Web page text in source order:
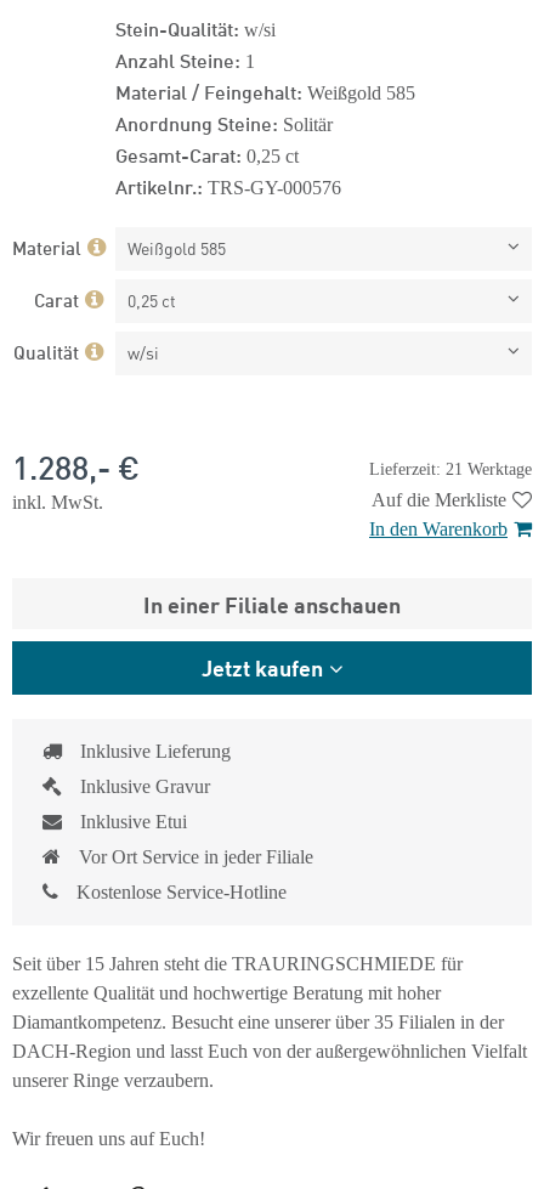
Stein-Qualität: w/si
Anzahl Steine: 1
Material / Feingehalt: Weißgold 585
Anordnung Steine: Solitär
Gesamt-Carat: 0,25 ct
Artikelnr.: TRS-GY-000576
Material Weißgold 585
Carat 0,25 ct
Qualität w/si
Lieferzeit: 21 Werktage
1.288,- €
inkl. MwSt.
Auf die Merkliste
In den Warenkorb
In einer Filiale anschauen
Jetzt kaufen
Inklusive Lieferung
Inklusive Gravur
Inklusive Etui
Vor Ort Service in jeder Filiale
Kostenlose Service-Hotline
Seit über 15 Jahren steht die TRAURINGSCHMIEDE für
exzellente Qualität und hochwertige Beratung mit hoher
Diamantkompetenz. Besucht eine unserer über 35 Filialen in der
DACH-Region und lasst Euch von der außergewöhnlichen Vielfalt
unserer Ringe verzaubern.
Wir freuen uns auf Euch!